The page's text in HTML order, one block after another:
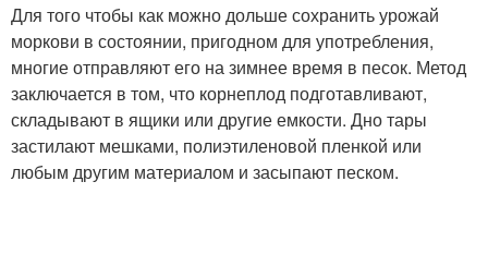
Для того чтобы как можно дольше сохранить урожай
моркови в состоянии, пригодном для употребления,
многие отправляют его на зимнее время в песок. Метод
заключается в том, что корнеплод подготавливают,
складывают в ящики или другие емкости. Дно тары
застилают мешками, полиэтиленовой пленкой или
любым другим материалом и засыпают песком.